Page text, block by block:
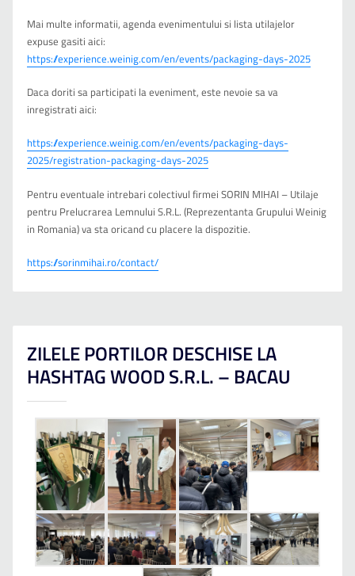
Mai multe informatii, agenda evenimentului si lista utilajelor
expuse gasiti aici:
https://experience.weinig.com/en/events/packaging-days-2025
Daca doriti sa participati la eveniment, este nevoie sa va
inregistrati aici:
https://experience.weinig.com/en/events/packaging-days-
2025/registration-packaging-days-2025
Pentru eventuale intrebari colectivul firmei SORIN MIHAI – Utilaje
pentru Prelucrarea Lemnului S.R.L. (Reprezentanta Grupului Weinig
in Romania) va sta oricand cu placere la dispozitie.
https://sorinmihai.ro/contact/
ZILELE PORTILOR DESCHISE LA
HASHTAG WOOD S.R.L. – BACAU